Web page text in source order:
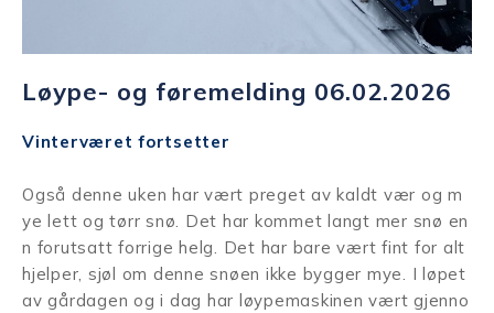
Løype- og føremelding 06.02.2026
Vinterværet fortsetter
Også denne uken har vært preget av kaldt vær og m
ye lett og tørr snø. Det har kommet langt mer snø en
n forutsatt forrige helg. Det har bare vært fint for alt
hjelper, sjøl om denne snøen ikke bygger mye. I løpet
av gårdagen og i dag har løypemaskinen vært gjenno